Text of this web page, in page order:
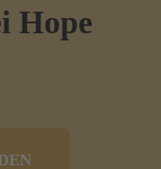
Hope